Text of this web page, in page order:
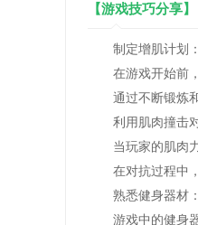
【游戏技巧分享】
制定增肌计划：
在游戏开始前，
通过不断锻炼和
利用肌肉撞击对
当玩家的肌肉力
在对抗过程中，
熟悉健身器材：
游戏中的健身器